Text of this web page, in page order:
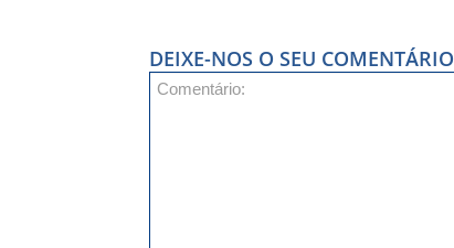
DEIXE-NOS O SEU COMENTÁRIO